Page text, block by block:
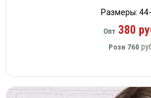
Размеры:
Опт380
Розн 760